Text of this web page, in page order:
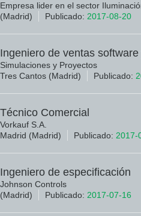
Empresa lider en el sector
(Madrid)
Publicado: 2017-08-20
Ingeniero de ventas
Simulaciones y Proyectos
Tres Cantos (Madrid)
Publicado:
Técnico Comercial
Vorkauf S.A.
Madrid (Madrid)
Publicado: 2017-
Ingeniero de especificación
Johnson Controls
(Madrid)
Publicado: 2017-07-16